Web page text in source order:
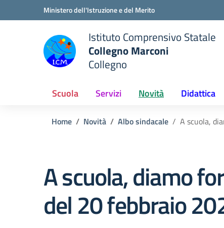
Vai ai contenuti
Vai al menu di navigazioneMinistero dell'Istruzione e del Merito
Istituto Comprensivo Statale
Collegno Marconi
Collegno
Scuola Servizi Novità Didattica
Home Novità Albo sindacale A scuola,
A scuola, diamo
del 20 febbraio